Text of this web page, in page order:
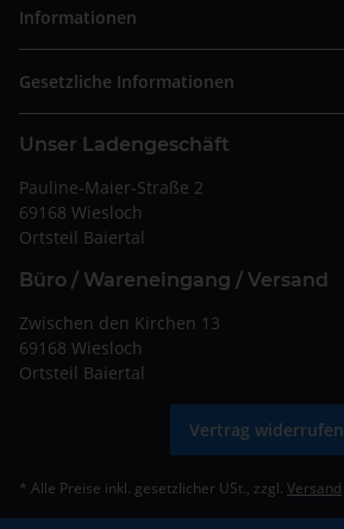
Informationen
Gesetzliche Informationen
Unser Ladengeschäft
Pauline-Maier-Straße 2
69168 Wiesloch
Ortsteil Baiertal
Büro / Wareneingang / Versand
Zwischen den Kirchen 13
69168 Wiesloch
Ortsteil Baiertal
Vertrag widerrufen
* Alle Preise inkl. gesetzlicher USt., zzgl. Versand